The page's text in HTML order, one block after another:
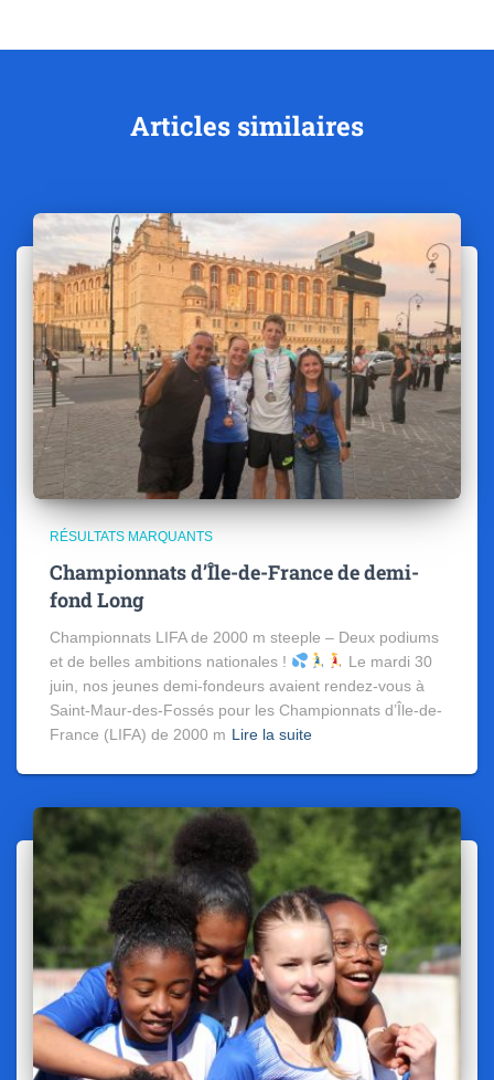
Articles similaires
RÉSULTATS MARQUANTS
Championnats d’Île-de-France de demi-
fond Long
Championnats LIFA de 2000 m steeple – Deux podiums
et de belles ambitions nationales !
Le mardi 30
juin, nos jeunes demi-fondeurs avaient rendez-vous à
Saint-Maur-des-Fossés pour les Championnats d’Île-de-
France (LIFA) de 2000 m Lire la suite